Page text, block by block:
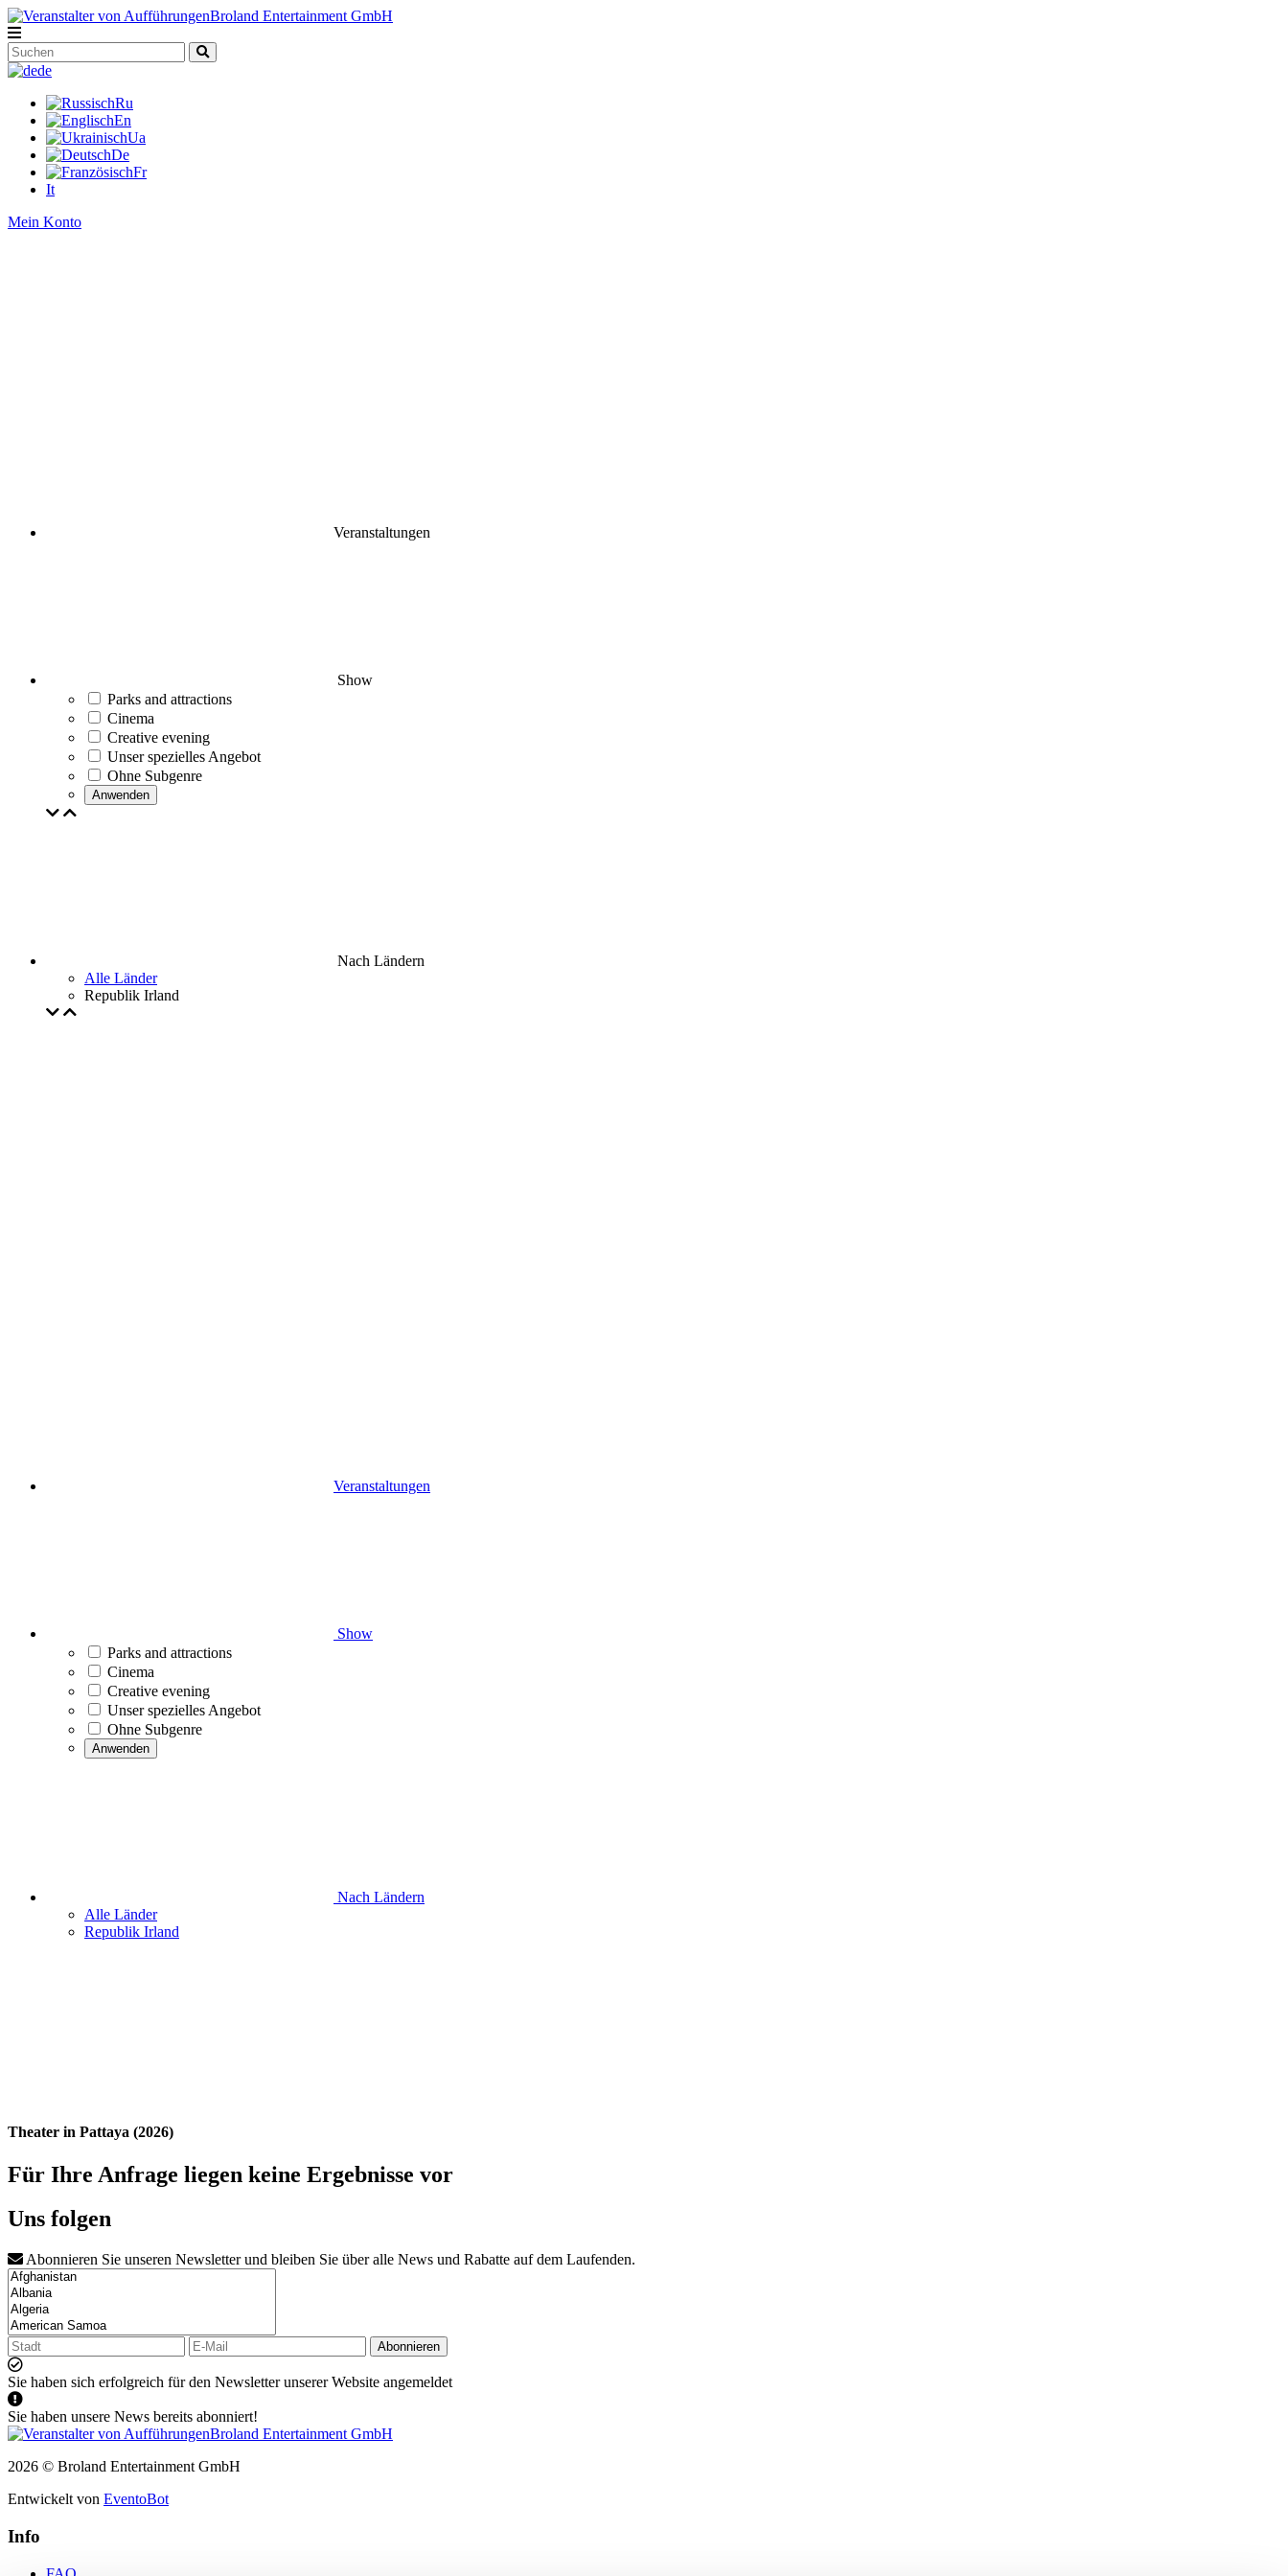
de
Ru
En
Ua
De
Fr
It
Mein Konto
Veranstaltungen
Show
Parks and attractions
Cinema
Creative evening
Unser spezielles Angebot
Ohne Subgenre
Anwenden
Nach Ländern
Alle Länder
Republik Irland
Veranstaltungen
Show
Parks and attractions
Cinema
Creative evening
Unser spezielles Angebot
Ohne Subgenre
Anwenden
Nach Ländern
Alle Länder
Republik Irland
Theater in Pattaya (2026)
Für Ihre Anfrage liegen keine Ergebnisse vor
Uns folgen
Abonnieren Sie unseren Newsletter und bleiben Sie über alle News und Rabatte auf dem Laufenden.
Abonnieren
Sie haben sich erfolgreich für den Newsletter unserer Website angemeldet
Sie haben unsere News bereits abonniert!
2026 © Broland Entertainment GmbH
Entwickelt von EventoBot
Info